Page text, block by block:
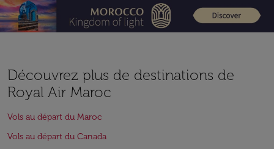
Découvrez plus de destinations de
Royal Air Maroc
Vols au départ du Maroc
Vols au départ du Canada